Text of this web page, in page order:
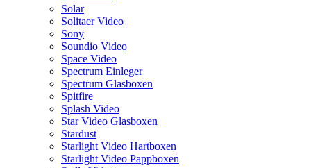
Solar
Solitaer Video
Sony
Soundio Video
Space Video
Spectrum Einleger
Spectrum Glasboxen
Spitfire
Splash Video
Star Video Glasboxen
Stardust
Starlight Video Hartboxen
Starlight Video Pappboxen